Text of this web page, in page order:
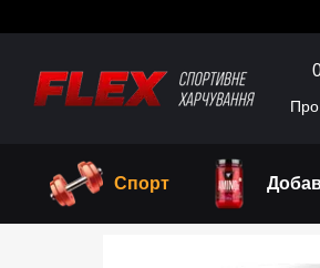
Спорт